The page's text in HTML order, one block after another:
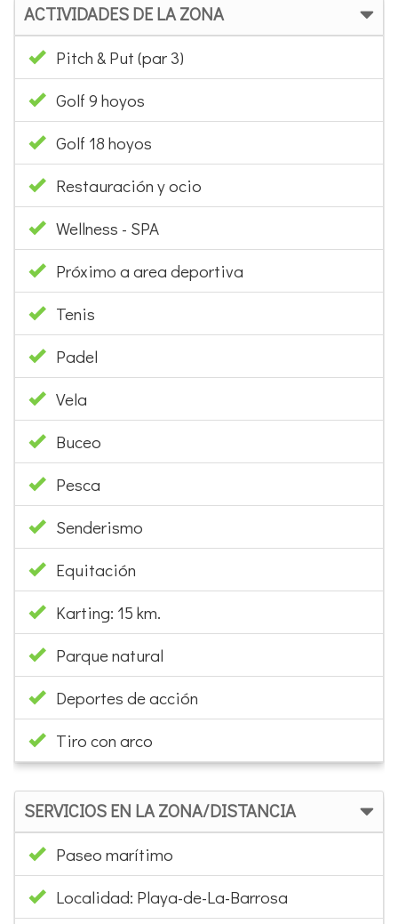
ACTIVIDADES DE LA ZONA
Pitch & Put (par 3)
Golf 9 hoyos
Golf 18 hoyos
Restauración y ocio
Wellness - SPA
Próximo a area deportiva
Tenis
Padel
Vela
Buceo
Pesca
Senderismo
Equitación
Karting: 15 km.
Parque natural
Deportes de acción
Tiro con arco
SERVICIOS EN LA ZONA/DISTANCIA
Paseo marítimo
Localidad: Playa-de-La-Barrosa